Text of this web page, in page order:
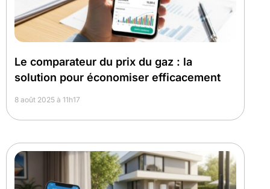
Le comparateur du prix du gaz : la
solution pour économiser efficacement
8 août 2025 à 11h17